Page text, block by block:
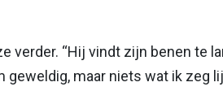
verder. “Hij vindt zijn benen te
maar niets wat ik zeg